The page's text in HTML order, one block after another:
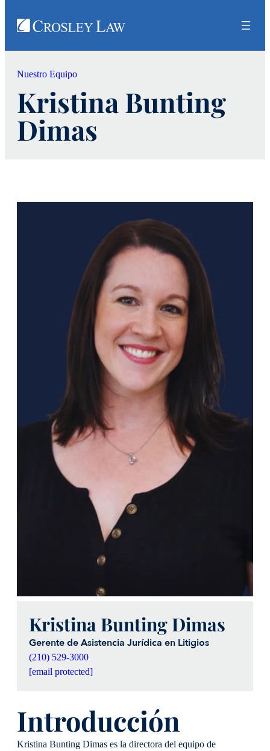
Nuestro Equipo
Kristina Bunting
Dimas
Kristina Bunting Dimas
Gerente de Asistencia Jurídica en Litigios
(210) 529-3000
[email protected]
Introducción
Kristina Bunting Dimas es la directora del equipo de